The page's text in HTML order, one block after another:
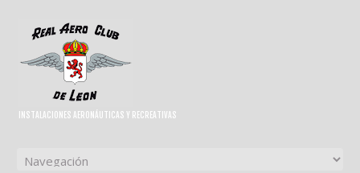
INSTALACIONES AERONÁUTICAS Y RECREATIVAS